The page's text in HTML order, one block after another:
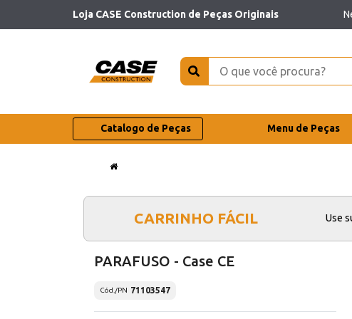
Loja CASE Construction de Peças Originais
Catalogo de Peças Menu de Peças
CARRINHO FÁCIL Use
PARAFUSO - Case CE
Cód./PN 71103547